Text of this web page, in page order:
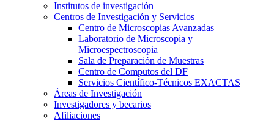
Institutos de investigación
Centros de Investigación y Servicios
Centro de Microscopias Avanzadas
Laboratorio de Microscopia y
Microespectroscopia
Sala de Preparación de Muestras
Centro de Computos del DF
Servicios Científico-Técnicos EXACTAS
Áreas de Investigación
Investigadores y becarios
Afiliaciones